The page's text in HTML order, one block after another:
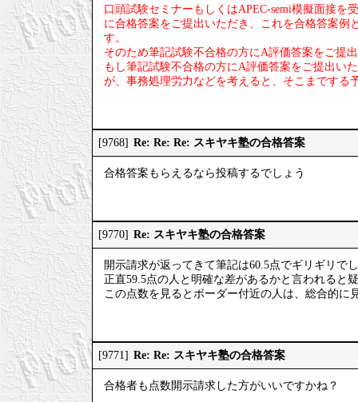
口頭試験セミナーもしくはAPEC-semi模擬面接
に合格答案をご提出いただき、これを合格答案
す。
そのため筆記試験不合格の方にA評価答案をご提
もし筆記試験不合格の方にA評価答案をご提出い
が、事務処理労力などを考えると、そこまでする
[9768] Re: Re: Re: スキヤキ塾の合格答案
合格答案もらえるなら投稿するでしょう
[9770] Re: スキヤキ塾の合格答案
開示請求が返ってきて筆記は60.5点でギリギリで
正直59.5点の人と明確な差があるかと言われると
この点数を見るとボーダー付近の人は、総合的
[9771] Re: Re: スキヤキ塾の合格答案
合格者も点数開示請求した方がいいですかね？